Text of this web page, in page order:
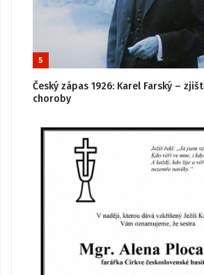
5
Český zápas 1926: Karel Farský –
choroby